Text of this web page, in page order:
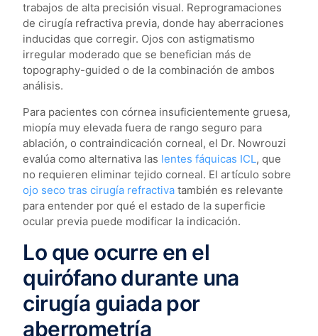
trabajos de alta precisión visual. Reprogramaciones
de cirugía refractiva previa, donde hay aberraciones
inducidas que corregir. Ojos con astigmatismo
irregular moderado que se benefician más de
topography-guided o de la combinación de ambos
análisis.
Para pacientes con córnea insuficientemente gruesa,
miopía muy elevada fuera de rango seguro para
ablación, o contraindicación corneal, el Dr. Nowrouzi
evalúa como alternativa las lentes fáquicas ICL, que
no requieren eliminar tejido corneal. El artículo sobre
ojo seco tras cirugía refractiva también es relevante
para entender por qué el estado de la superficie
ocular previa puede modificar la indicación.
Lo que ocurre en el
quirófano durante una
cirugía guiada por
aberrometría